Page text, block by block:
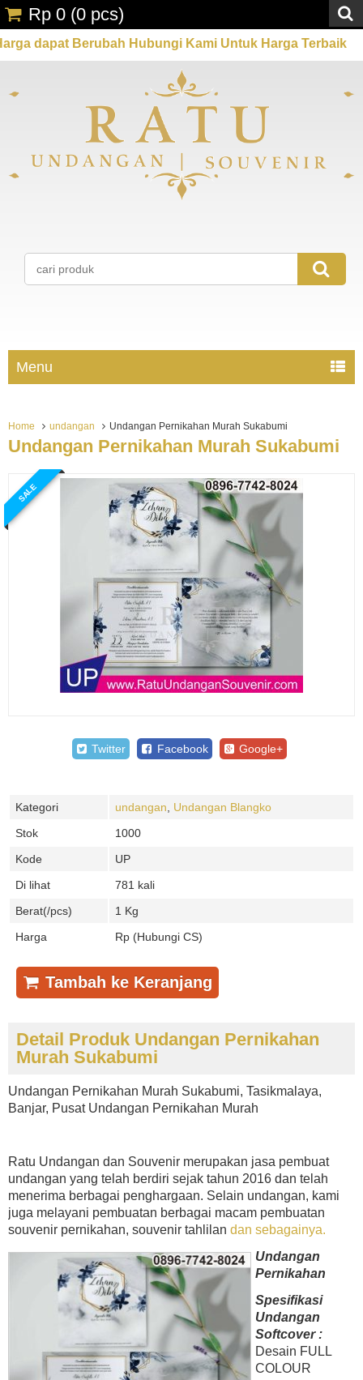
Berubah Hubungi Kami Untuk Harga Terbaik
Rp 0 (0 pcs)
Menu
Home undangan Undangan Pernikahan Murah Sukabumi
Undangan Pernikahan Murah Sukabumi
SALE
Twitter Facebook Google+
Kategori undangan
Undangan Blangko
Stok
1000
Kode
UP
Di lihat
781 kali
Berat(/pcs)
1 Kg
Harga
Rp (Hubungi CS)
Tambah ke Keranjang
Detail Produk Undangan Pernikahan
Murah Sukabumi
Undangan Pernikahan Murah Sukabumi, Tasikmalaya,
Banjar, Pusat Undangan Pernikahan Murah
Ratu Undangan dan Souvenir merupakan jasa pembuat
undangan yang telah berdiri sejak tahun 2016 dan telah
menerima berbagai penghargaan. Selain undangan, kami
juga melayani pembuatan berbagai macam pembuatan
souvenir pernikahan, souvenir tahlilan dan sebagainya.
Undangan
Pernikahan
Spesifikasi
Undangan
Softcover :
Desain FULL
COLOUR